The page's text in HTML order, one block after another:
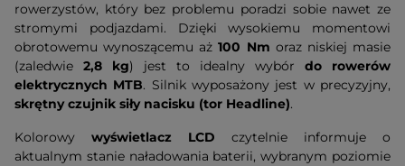
rowerzystów, który bez problemu poradzi sobie nawet ze
stromymi podjazdami. Dzięki wysokiemu momentowi
obrotowemu wynoszącemu aż100 Nm oraz niskiej masie
(zaledwie 2,8 kg) jest to idealny wybór do rowerów
elektrycznych MTB. Silnik wyposażony jest w precyzyjny,
skrętny czujnik siły nacisku (tor Headline).
Kolorowy wyświetlacz LCD czytelnie informuje o
aktualnym stanie naładowania baterii, wybranym poziomie